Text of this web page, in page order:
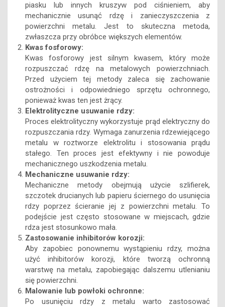
piasku lub innych kruszyw pod ciśnieniem, aby
mechanicznie usunąć rdzę i zanieczyszczenia z
powierzchni metalu. Jest to skuteczna metoda,
zwłaszcza przy obróbce większych elementów.
Kwas fosforowy:
Kwas fosforowy jest silnym kwasem, który może
rozpuszczać rdzę na metalowych powierzchniach.
Przed użyciem tej metody zaleca się zachowanie
ostrożności i odpowiedniego sprzętu ochronnego,
ponieważ kwas ten jest żrący.
Elektrolityczne usuwanie rdzy:
Proces elektrolityczny wykorzystuje prąd elektryczny do
rozpuszczania rdzy. Wymaga zanurzenia rdzewiejącego
metalu w roztworze elektrolitu i stosowania prądu
stałego. Ten proces jest efektywny i nie powoduje
mechanicznego uszkodzenia metalu.
Mechaniczne usuwanie rdzy:
Mechaniczne metody obejmują użycie szlifierek,
szczotek drucianych lub papieru ściernego do usunięcia
rdzy poprzez ścieranie jej z powierzchni metalu. To
podejście jest często stosowane w miejscach, gdzie
rdza jest stosunkowo mała.
Zastosowanie inhibitorów korozji:
Aby zapobiec ponownemu wystąpieniu rdzy, można
użyć inhibitorów korozji, które tworzą ochronną
warstwę na metalu, zapobiegając dalszemu utlenianiu
się powierzchni.
Malowanie lub powłoki ochronne:
Po usunięciu rdzy z metalu warto zastosować